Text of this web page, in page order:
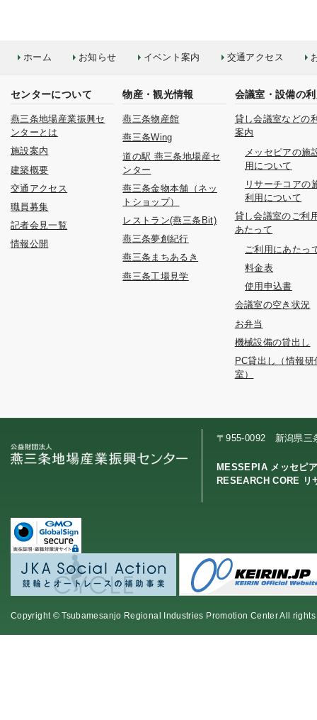
ホーム お知らせ イベント案内 交通アクセス
センターについて
燕三条地場産業振興セ
ンターとは
施設案内
建築概要
交通アクセス
職員募集
記者会見一覧
情報公開
物産・観光情報
燕三条物産館
燕三条Wing
道の駅 燕三条地場産セ
ンター
燕三条金物本舗（ネッ
トショップ）
レストラン(燕三条Bit)
燕三条夢創紀行
燕三条まちあるき
燕三条工場見学
会議室・設備の
貸し会議室などの
案内
メッセピアの施
用について
リサーチコアの
利用について
貸し会議室のご利
あたって
ご利用にあたっ
料金表
使用申込書
会議室の空き状況
お弁当
機械設備の貸出し
PC貸出し（情報研
室）
〒955-0092 新潟県三
MESSEPIA メッセピ
RESEARCH CORE リ
Copyright © Tsubamesanjo Regional Industries Promotion Center All